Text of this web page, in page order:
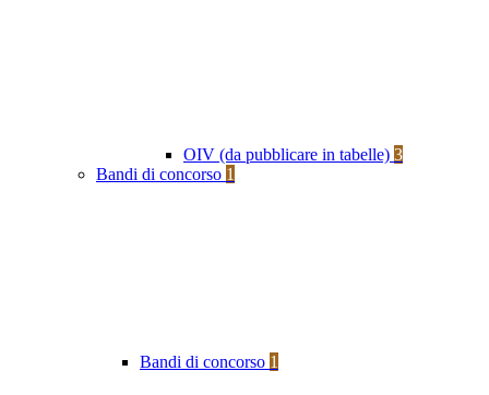
OIV (da pubblicare in tabelle) 3
Bandi di concorso 1
Bandi di concorso 1